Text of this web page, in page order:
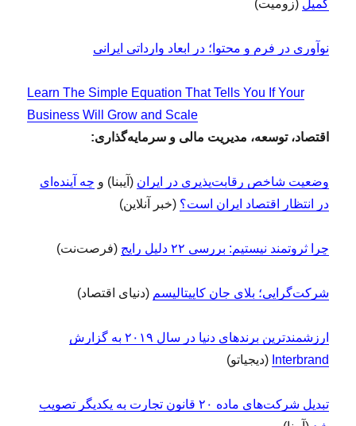
کمپل (زومیت)
نوآوری در فرم و محتوا؛ در ابعاد وارداتی ایرانی
Learn The Simple Equation That Tells You If Your
Business Will Grow and Scale
اقتصاد، توسعه، مدیریت مالی و سرمایه‌گذاری:
وضعیت شاخص رقابت‌پذیری در ایران (آیبنا) و چه آینده‌ای
در انتظار اقتصاد ایران است؟ (خبر آنلاین)
چرا ثروتمند نیستیم: بررسی ۲۲ دلیل رایج (فرصت‌نت)
شرکت‌گرایی؛ بلای جان کاپیتالیسم (دنیای اقتصاد)
ارزشمندترین برندهای دنیا در سال ۲۰۱۹ به گزارش
Interbrand (دیجیاتو)
تبدیل شرکت‌های ماده ۲۰ قانون تجارت به یکدیگر تصویب